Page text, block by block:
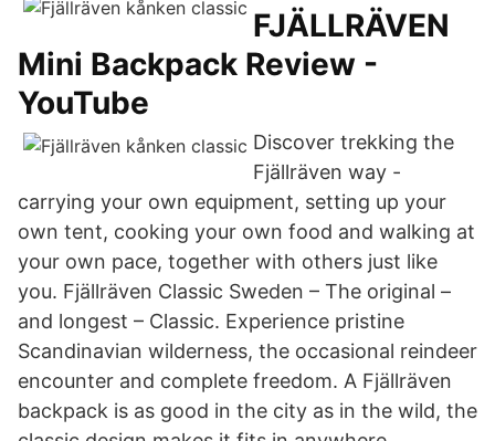
FJÄLLRÄVEN
Mini Backpack Review -
YouTube
Discover trekking the
Fjällräven way -
carrying your own equipment, setting up your
own tent, cooking your own food and walking at
your own pace, together with others just like
you. Fjällräven Classic Sweden – The original –
and longest – Classic. Experience pristine
Scandinavian wilderness, the occasional reindeer
encounter and complete freedom. A Fjällräven
backpack is as good in the city as in the wild, the